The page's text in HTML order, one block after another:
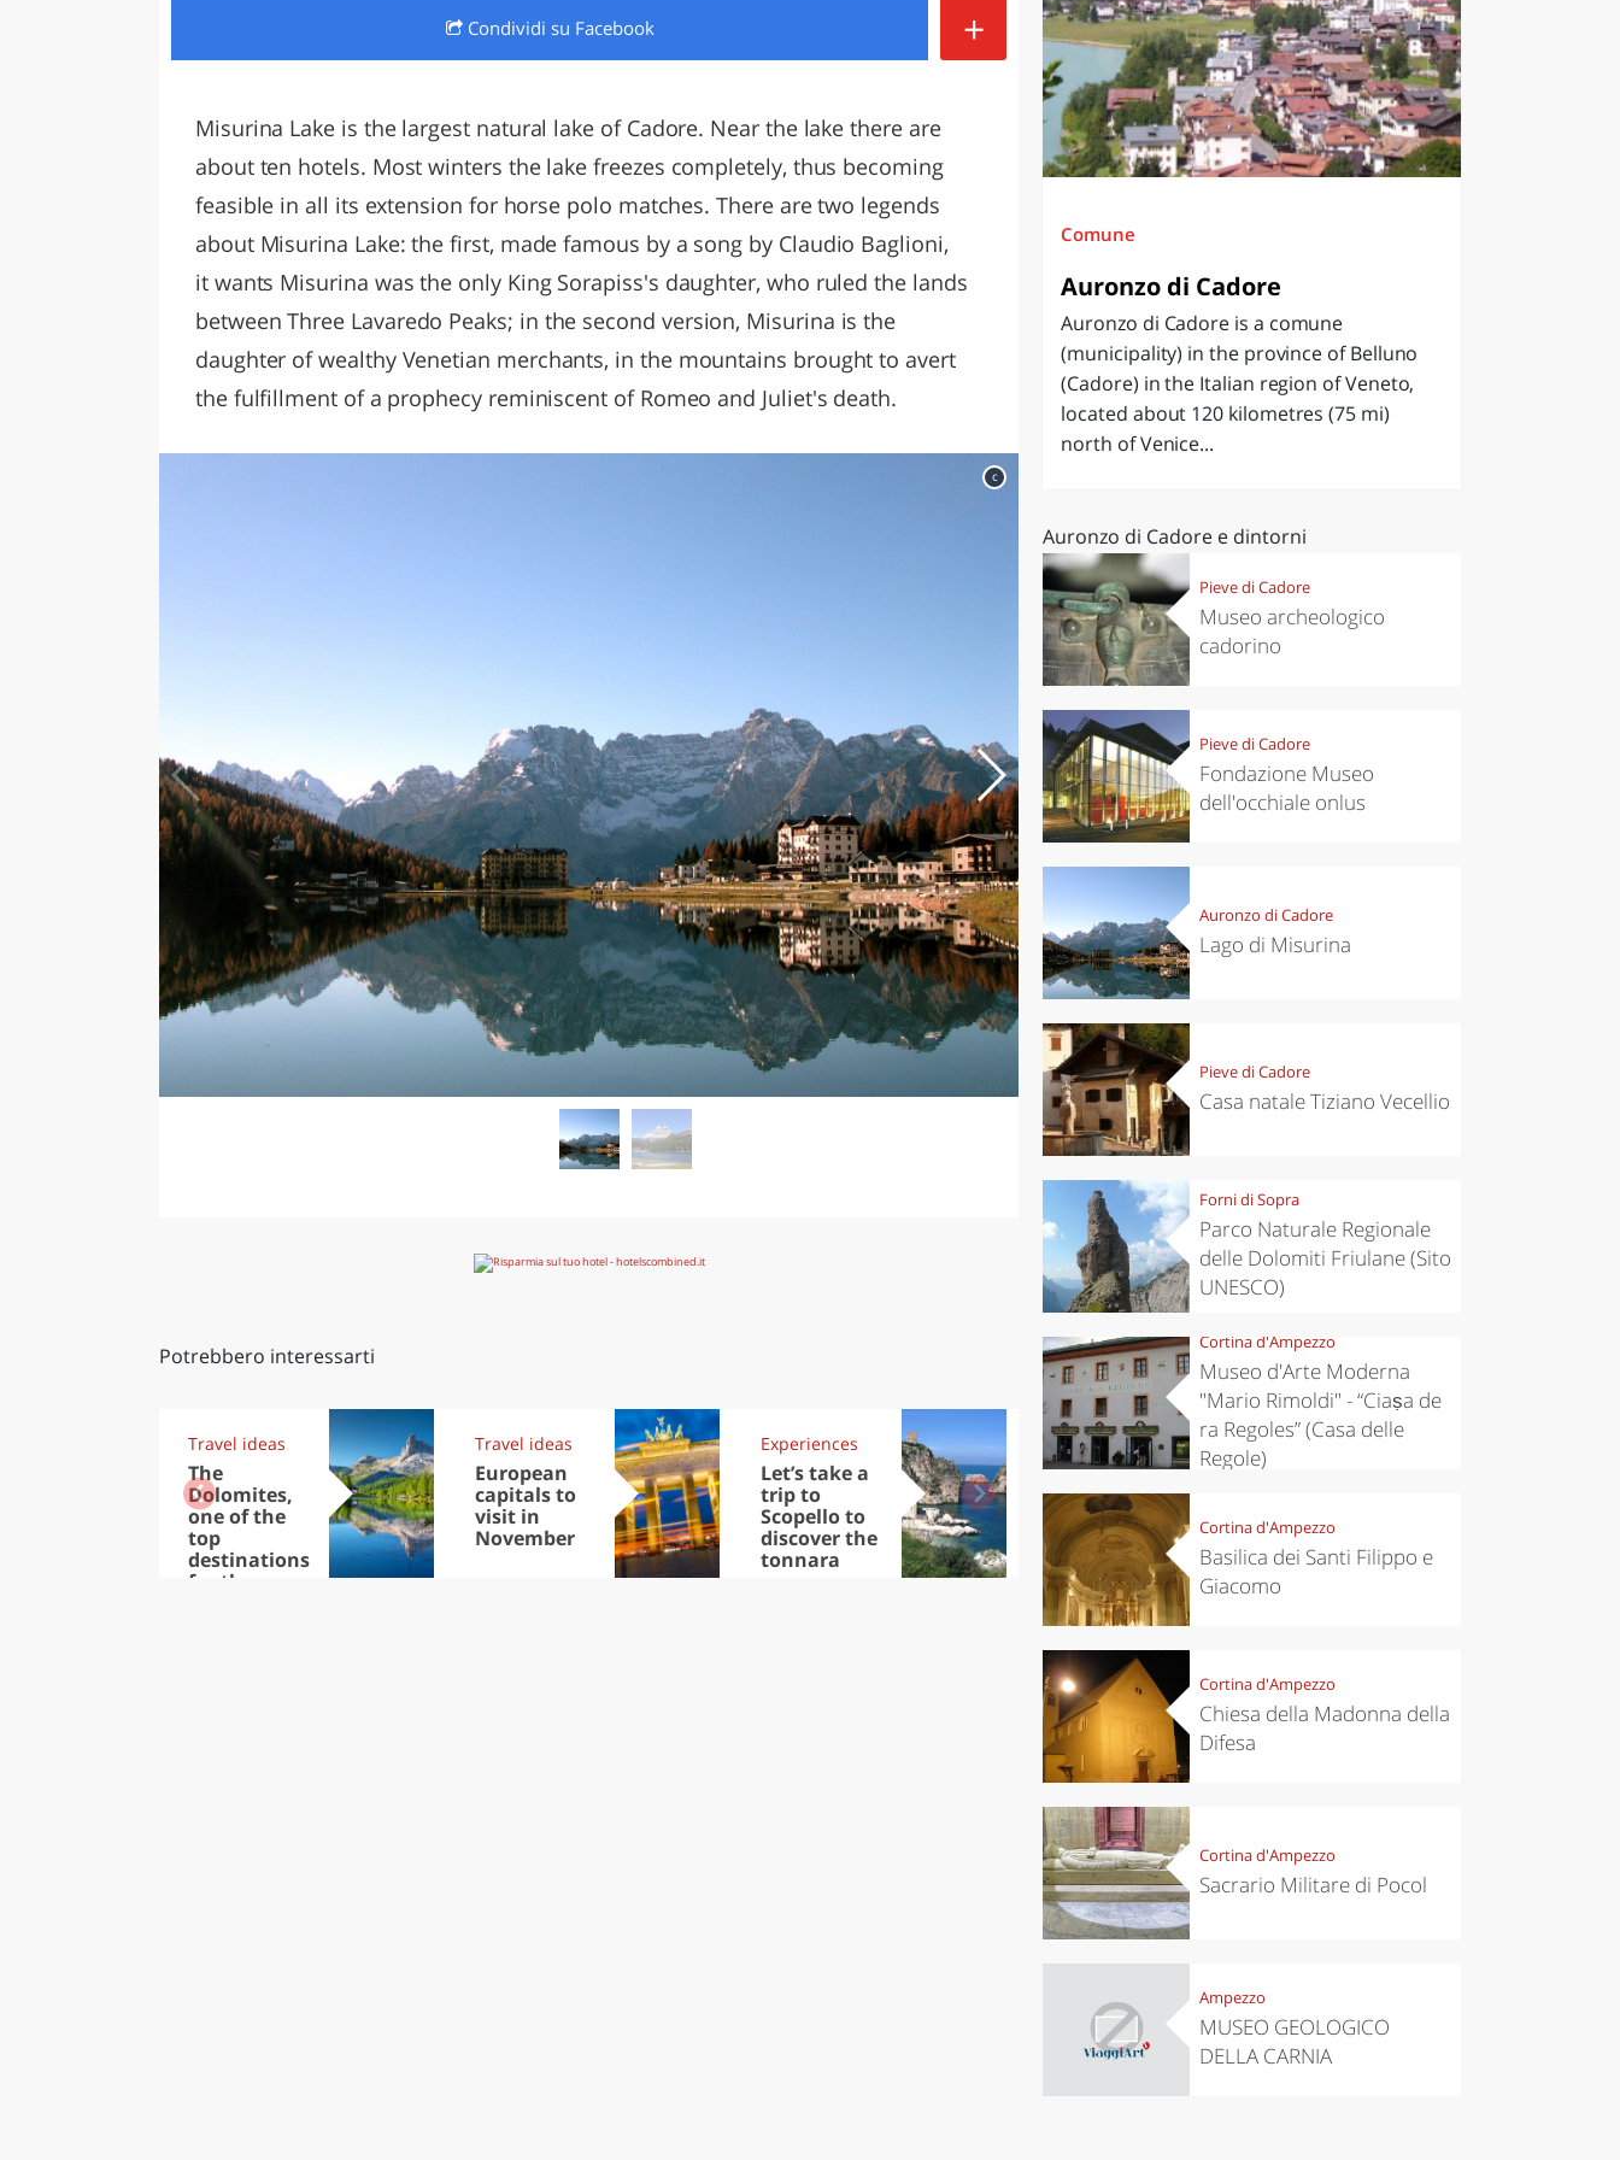
LAZIO
Condividi su Facebook +
Misurina Lake is the largest natural lake of Cadore. Near the lake there are
about ten hotels. Most winters the lake freezes completely, thus becoming
feasible in all its extension for horse polo matches. There are two legends
about Misurina Lake: the first, made famous by a song by Claudio Baglioni,
it wants Misurina was the only King Sorapiss's daughter, who ruled the lands
between Three Lavaredo Peaks; in the second version, Misurina is the
daughter of wealthy Venetian merchants, in the mountains brought to avert
the fulfillment of a prophecy reminiscent of Romeo and Juliet's death.
c
Potrebbero interessarti
Travel ideas
The
Dolomites,
one of the
top
destinations
for the
Travel ideas
European
capitals to
visit in
November
Experiences
Let’s take a
trip to
Scopello to
discover the
tonnara
Kitchen
Autumn in
Trentino:
DOC apples,
wines,
cheeses and
Ciuìga
Kitchen
Comune
Auronzo di Cadore
Auronzo di Cadore is a comune
(municipality) in the province of Belluno
(Cadore) in the Italian region of Veneto,
located about 120 kilometres (75 mi)
north of Venice...
Auronzo di Cadore e dintorni
Pieve di Cadore
Museo archeologico
cadorino
Pieve di Cadore
Fondazione Museo
dell'occhiale onlus
Auronzo di Cadore
Lago di Misurina
Pieve di Cadore
Casa natale Tiziano Vecellio
Forni di Sopra
Parco Naturale Regionale
delle Dolomiti Friulane (Sito
UNESCO)
Cortina d'Ampezzo
Museo d'Arte Moderna
"Mario Rimoldi" - “Ciaṣa de
ra Regoles” (Casa delle
Regole)
Cortina d'Ampezzo
Basilica dei Santi Filippo e
Giacomo
Cortina d'Ampezzo
Chiesa della Madonna della
Difesa
Cortina d'Ampezzo
Sacrario Militare di Pocol
Ampezzo
MUSEO GEOLOGICO
DELLA CARNIA